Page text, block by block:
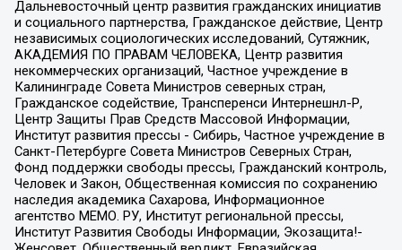
Дальневосточный центр развития гражданских инициатив
и социального партнерства, Гражданское действие, Центр
независимых социологических исследований, Сутяжник,
АКАДЕМИЯ ПО ПРАВАМ ЧЕЛОВЕКА, Центр развития
некоммерческих организаций, Частное учреждение в
Калининграде Совета Министров северных стран,
Гражданское содействие, Трансперенси Интернешнл-Р,
Центр Защиты Прав Средств Массовой Информации,
Институт развития прессы - Сибирь, Частное учреждение в
Санкт-Петербурге Совета Министров Северных Стран,
Фонд поддержки свободы прессы, Гражданский контроль,
Человек и Закон, Общественная комиссия по сохранению
наследия академика Сахарова, Информационное
агентство МЕМО. РУ, Институт региональной прессы,
Институт Развития Свободы Информации, Экозащита!-